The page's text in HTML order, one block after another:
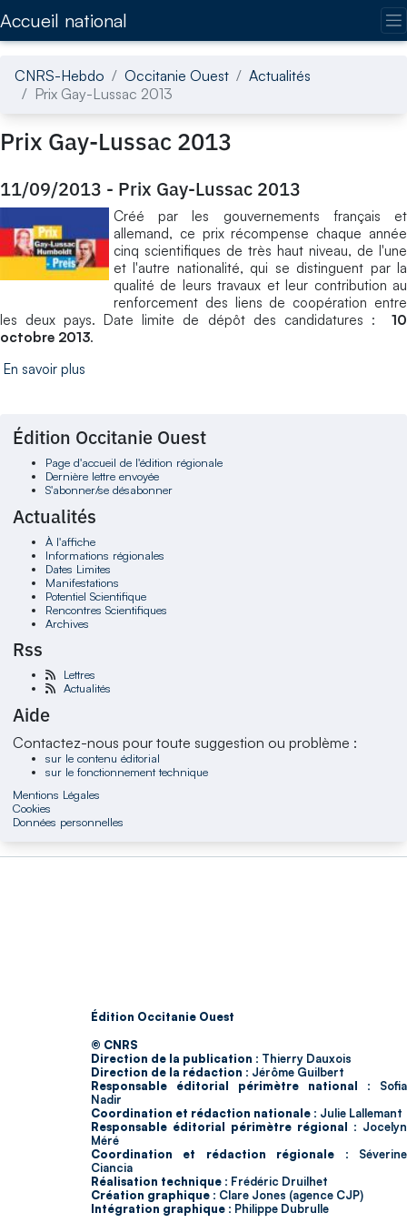
Accueil national
CNRS-Hebdo Occitanie Ouest
Actualités
Prix Gay-Lussac 2013
Prix Gay-Lussac 2013
11/09/2013 - Prix Gay-Lussac 2013
Créé par les gouvernements français et
allemand, ce prix récompense chaque année
cinq scientifiques de très haut niveau, de l'une
et l'autre nationalité, qui se distinguent par la
qualité de leurs travaux et leur contribution au
renforcement des liens de coopération entre
les deux pays. Date limite de dépôt des candidatures : 10
octobre 2013.
En savoir plus
Édition Occitanie Ouest
Page d'accueil de l'édition régionale
Dernière lettre envoyée
S'abonner/se désabonner
Actualités
À l'affiche
Informations régionales
Dates Limites
Manifestations
Potentiel Scientifique
Rencontres Scientifiques
Archives
Rss
Lettres
Actualités
Aide
Contactez-nous pour toute suggestion ou problème :
sur le contenu éditorial
sur le fonctionnement technique
Mentions Légales
Cookies
Données personnelles
Édition Occitanie Ouest
© CNRS
Direction de la publication : Thierry Dauxois
Direction de la rédaction : Jérôme Guilbert
Responsable éditorial périmètre national : Sofia
Nadir
Coordination et rédaction nationale : Julie Lallemant
Responsable éditorial périmètre régional : Jocelyn
Méré
Coordination et rédaction régionale : Séverine
Ciancia
Réalisation technique : Frédéric Druilhet
Création graphique : Clare Jones (agence CJP)
Intégration graphique : Philippe Dubrulle